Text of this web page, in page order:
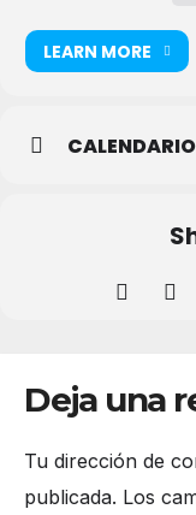
LEARN MORE
CALENDARIO
Deja una
Tu dirección de
publicada. Los